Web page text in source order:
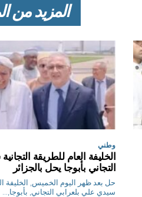
المزيد من
وطني
الخليفة العام للطريقة
التجاني بأبوجا يحل بالجزائر
حل بعد ظهر اليوم الخميس, الخليفة
سيدي علي بلعرابي التجاني, بأبوجا,...